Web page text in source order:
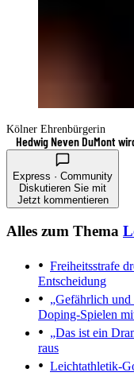
Kölner Ehrenbürgerin
Hedwig Neven DuMont
Express · Community
Diskutieren Sie mit
Jetzt kommentieren
Alles zum Thema
Freiheitsstrafe
Entscheidung
„Gefährlich
Doping-Spielen
„Das ist ein
raus
Leichtathletik-